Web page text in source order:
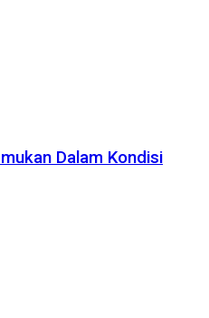
Dalam Kondisi